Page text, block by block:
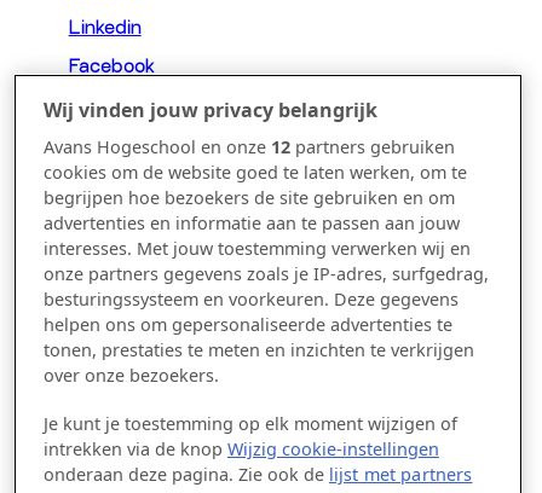
Linkedin
Facebook
CONTACT
Breda
‘s-Hertogenbosch
+31 (0)88 - 525 75 00
academiebureau.stjoost@avans.nl
Wij vinden jouw privacy belangrijk
Avans Hogeschool en onze 12partners gebruiken
cookies om de website goed te laten werken, om te
begrijpen hoe bezoekers de site gebruiken en om
advertenties en informatie aan te passen aan jouw
interesses. Met jouw toestemming verwerken wij en
onze partners gegevens zoals je IP-adres, surfgedrag,
besturingssysteem en voorkeuren. Deze gegevens
helpen ons om gepersonaliseerde advertenties te
tonen, prestaties te meten en inzichten te verkrijgen
over onze bezoekers.
Je kunt je toestemming op elk moment wijzigen of
intrekken via de knop Wijzig cookie-instellingen
onderaan deze pagina. Zie ook de lijst met partners